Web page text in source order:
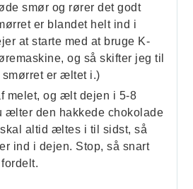
smør og rører det godt
er blandet helt ind i
at starte med at bruge K-
og så skifter jeg til
smørret er æltet i.)
melet, og ælt dejen i 5-8
ælter den hakkede chokolade
altid æltes i til sidst, så
ind i dejen. Stop, så snart